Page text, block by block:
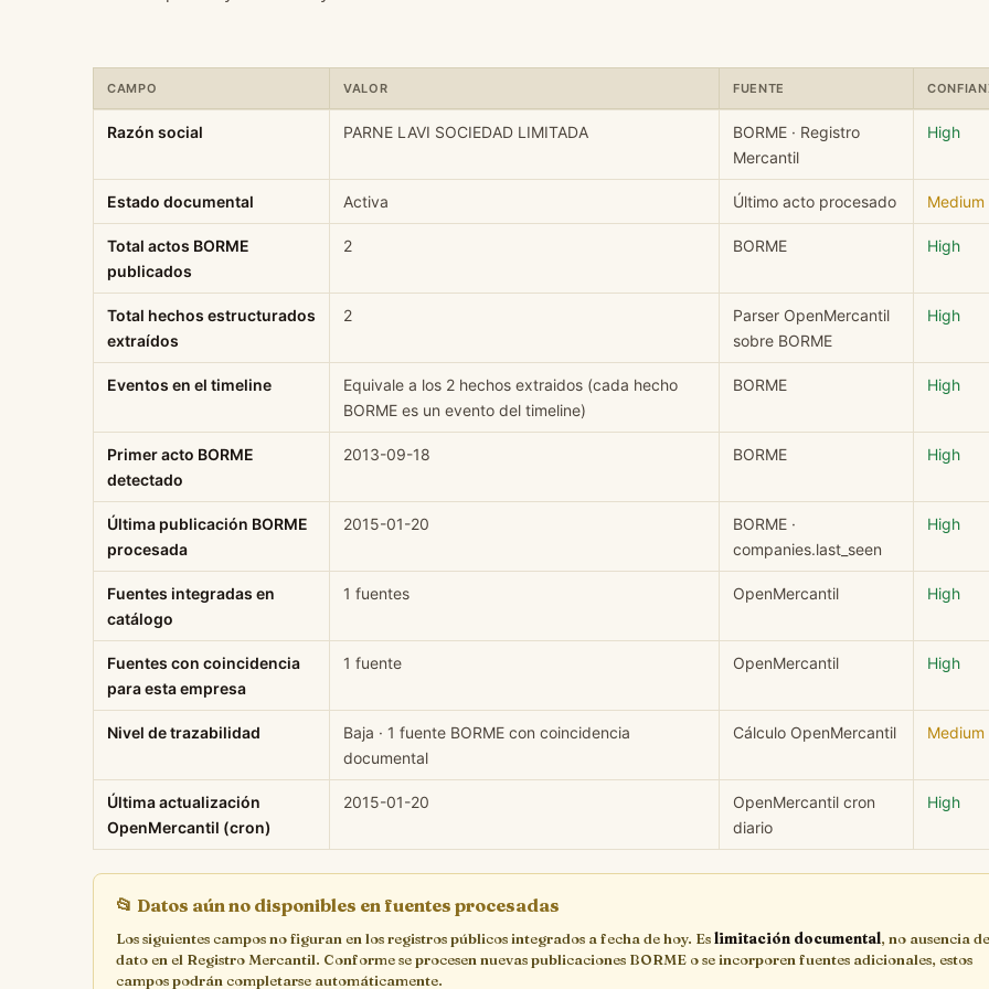
CAMPO VALOR FUENTE
Razón social PARNE LAVI SOCIEDAD LIMITADA
BORME · Registro
Mercantil
High
Estado documental Activa Último acto procesado Medium
Total actos BORME
publicados
2 BORME High
Total hechos estructurados
extraídos
2
Parser OpenMercantil
sobre BORME
High
Eventos en el timeline
Equivale a los 2 hechos extraidos (cada hecho
BORME es un evento del timeline)
BORME High
Primer acto BORME
detectado
2013-09-18 BORME High
Última publicación BORME
procesada
2015-01-20
BORME ·
companies.last_seen
High
Fuentes integradas en
catálogo
1 fuentes OpenMercantil High
Fuentes con coincidencia
para esta empresa
1 fuente OpenMercantil High
Nivel de trazabilidad
Baja · 1 fuente BORME con coincidencia
documental
Cálculo OpenMercantil Medium
Última actualización
OpenMercantil (cron)
2015-01-20
OpenMercantil cron
diario
High
📂 Datos aún no disponibles en fuentes procesadas
Los siguientes campos no figuran en los registros públicos integrados a fecha de hoy. Eslimitación documental, no ausencia
dato en el Registro Mercantil. Conforme se procesen nuevas publicaciones BORME o se incorporen fuentes adicionales, estos
campos podrán completarse automáticamente.